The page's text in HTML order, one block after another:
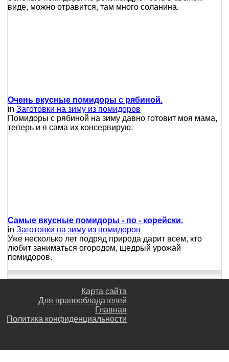
виде, можно отравится, там много соланина.
Очень вкусные помидоры с рябиной.
in Заготовки на зиму из помидоров
Помидоры с рябиной на зиму давно готовит моя мама,
теперь и я сама их консервирую.
Самые вкусные помидоры - по - корейски.
in Заготовки на зиму из помидоров
Уже несколько лет подряд природа дарит всем, кто
любит заниматься огородом, щедрый урожай
помидоров.
Карта сайта
Для правообладателей
Главная
Политика конфиденциальности